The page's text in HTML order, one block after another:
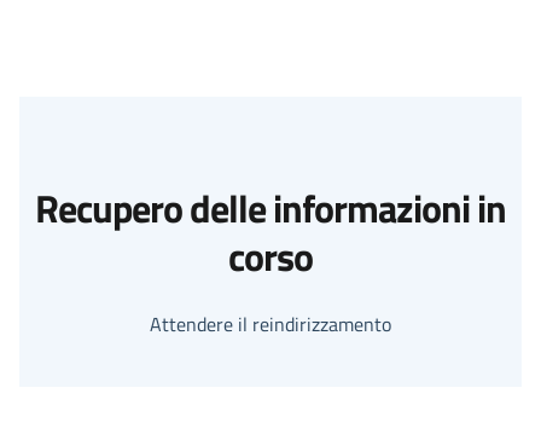
Recupero delle informazioni in
corso
Attendere il reindirizzamento